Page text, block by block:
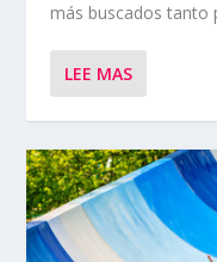
más buscados tanto
LEE MAS